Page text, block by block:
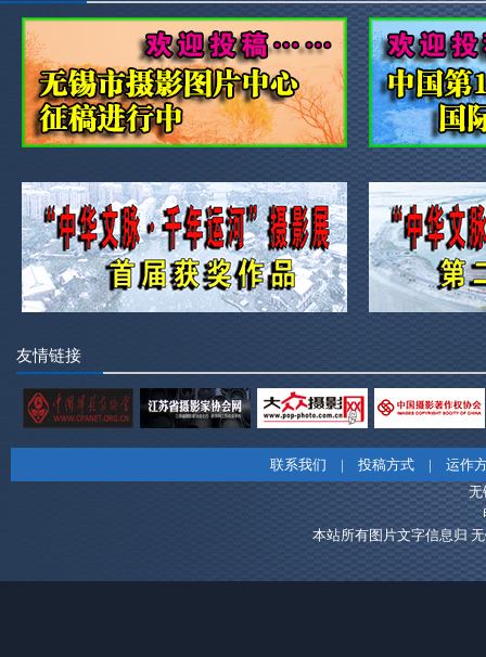
友情链接
联系我们 | 投稿方式 |
运作
无
本站所有图片文字信息归